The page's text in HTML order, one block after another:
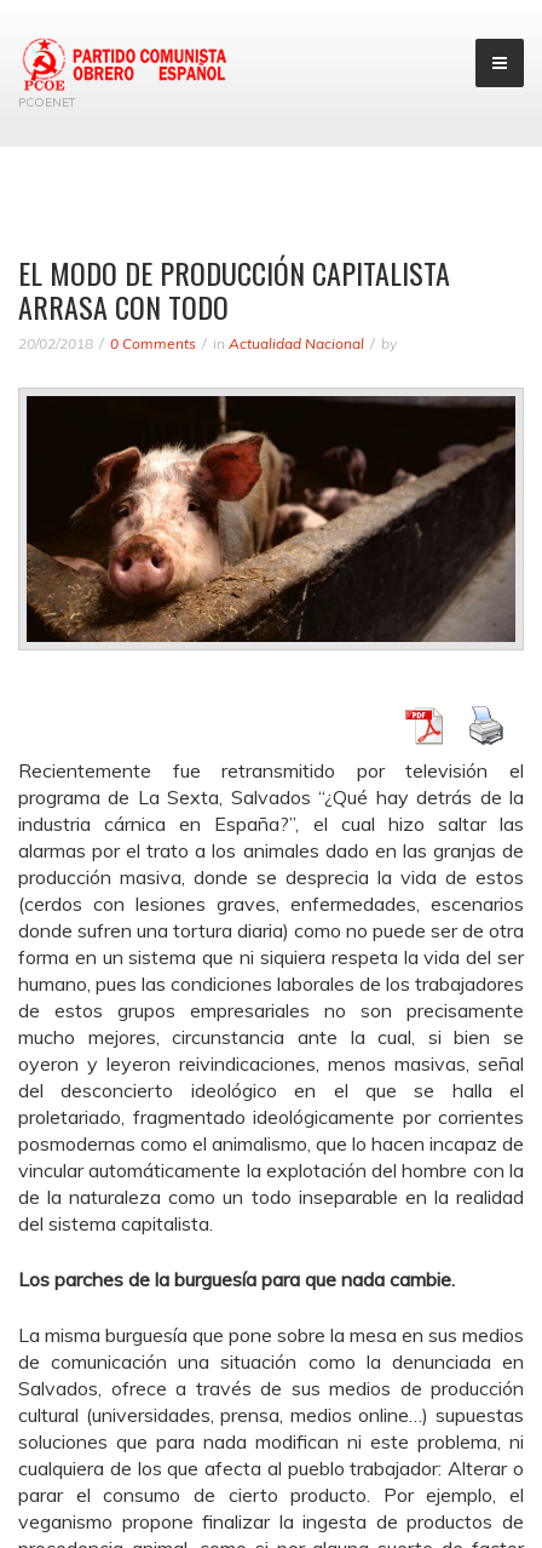
PCOENET
EL MODO DE PRODUCCIÓN CAPITALISTA
ARRASA CON TODO
20/02/2018 0 Comments in Actualidad Nacional by
Recientemente fue retransmitido por televisión el
programa de La Sexta, Salvados “¿Qué hay detrás de la
industria cárnica en España?”, el cual hizo saltar las
alarmas por el trato a los animales dado en las granjas de
producción masiva, donde se desprecia la vida de estos
(cerdos con lesiones graves, enfermedades, escenarios
donde sufren una tortura diaria) como no puede ser de otra
forma en un sistema que ni siquiera respeta la vida del ser
humano, pues las condiciones laborales de los trabajadores
de estos grupos empresariales no son precisamente
mucho mejores, circunstancia ante la cual, si bien se
oyeron y leyeron reivindicaciones, menos masivas, señal
del desconcierto ideológico en el que se halla el
proletariado, fragmentado ideológicamente por corrientes
posmodernas como el animalismo, que lo hacen incapaz de
vincular automáticamente la explotación del hombre con la
de la naturaleza como un todo inseparable en la realidad
del sistema capitalista.
Los parches de la burguesía para que nada cambie.
La misma burguesía que pone sobre la mesa en sus medios
de comunicación una situación como la denunciada en
Salvados, ofrece a través de sus medios de producción
cultural (universidades, prensa, medios online…) supuestas
soluciones que para nada modifican ni este problema, ni
cualquiera de los que afecta al pueblo trabajador: Alterar o
parar el consumo de cierto producto. Por ejemplo, el
veganismo propone finalizar la ingesta de productos de